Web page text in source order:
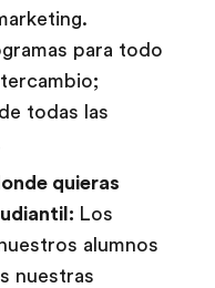
para todo
todas las
quieras
Los
alumnos
nuestras